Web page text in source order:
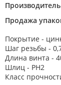
Клининг
Оборудование
Новые товары
Производитель
Продажа
Покрытие -
Шаг резьбы -
Длина винта -
Шлиц - РН2
Класс